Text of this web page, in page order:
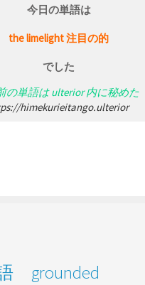
今日の単語は
the limelight 注目の的
でした
の単語は ulterior 内に秘めた
himekurieitango.ulterior
grounded